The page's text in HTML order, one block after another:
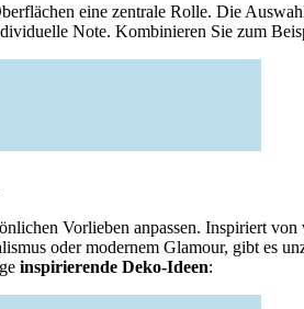
eine zentrale Rolle. Die
Note. Kombinieren Sie zum
Vorlieben anpassen. Inspiriert von
oder modernem Glamour, gibt es
inspirierende Deko-Ideen: